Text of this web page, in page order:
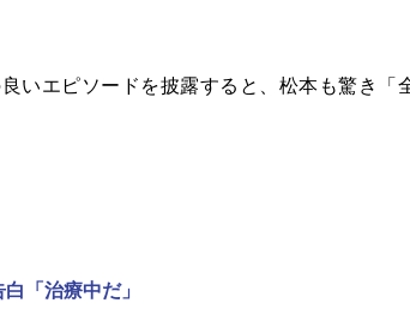
エピソードを披露すると、松本も驚き
「治療中だ」